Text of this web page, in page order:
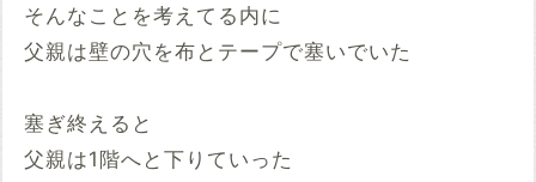
そんなことを考えてる内に
父親は壁の穴を布とテープで塞いでいた
塞ぎ終えると
父親は1階へと下りていった